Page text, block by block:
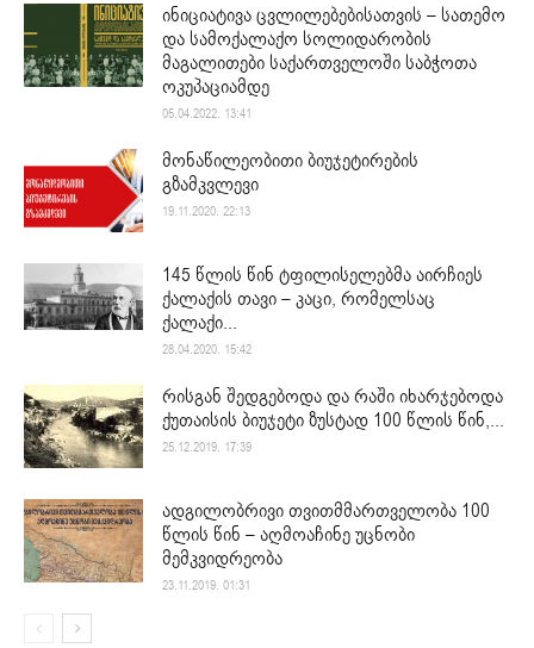
ინიციატივა ცვლილებებისათვის – სათემო
და სამოქალაქო სოლიდარობის
მაგალითები საქართველოში საბჭოთა
ოკუპაციამდე
05.04.2022. 13:41
მონაწილეობითი ბიუჯეტირების
გზამკვლევი
19.11.2020. 22:13
145 წლის წინ ტფილისელებმა აირჩიეს
ქალაქის თავი – კაცი, რომელსაც
ქალაქი...
28.04.2020. 15:42
რისგან შედგებოდა და რაში იხარჯებოდა
ქუთაისის ბიუჯეტი ზუსტად 100 წლის წინ,...
25.12.2019. 17:39
ადგილობრივი თვითმმართველობა 100
წლის წინ – აღმოაჩინე უცნობი
მემკვიდრეობა
23.11.2019. 01:31